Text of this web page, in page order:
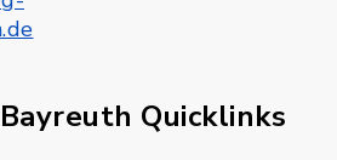
Quicklinks